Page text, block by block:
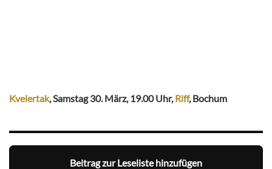
Kvelertak, Samstag 30. März, 19.00 Uhr,Riff, Bochum
Beitrag zur Leseliste hinzufügen